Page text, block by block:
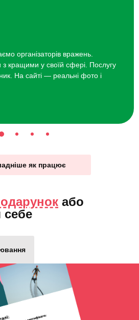
організаторів вражень.
з кращими у своїй сфері. Послугу
На сайті — реальні фото і
як працює
або
себе